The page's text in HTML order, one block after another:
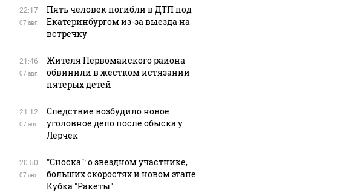
22:17
07 авг.
Пять человек погибли в ДТП под
Екатеринбургом из-за выезда на
встречку
21:46
07 авг.
Жителя Первомайского района
обвинили в жестком истязании
пятерых детей
21:12
07 авг.
Следствие возбудило новое
уголовное дело после обыска у
Лерчек
20:50
07 авг.
"Сноска": о звездном участнике,
больших скоростях и новом этапе
Кубка "Ракеты"